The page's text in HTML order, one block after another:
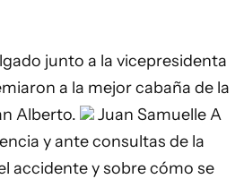
junto a la vicepresidenta
a la mejor cabaña de la
Alberto.
Juan SamuelleA
y ante consultas de la
accidente y sobre cómo se